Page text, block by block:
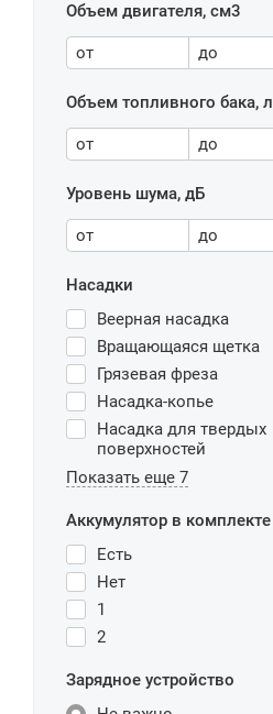
Объем двигателя, см3
от до
Объем топливного бака, л
от до
Уровень шума, дБ
от до
Насадки
Веерная насадка
Вращающаяся щетка
Грязевая фреза
Насадка-копье
Насадка для твердых
поверхностей
Показать еще 7
Аккумулятор в комплекте
Есть
Нет
1
2
Зарядное устройство